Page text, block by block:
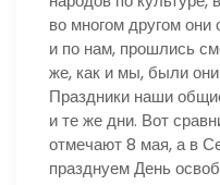
во многом другом
и по нам, прошлись
же, как и мы, были
Праздники наши
и те же дни. Вот
отмечают 8 мая, а в
празднуем День